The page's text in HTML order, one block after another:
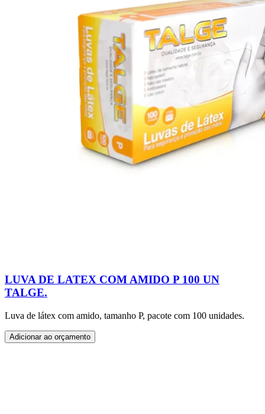
LUVA DE LATEX COM AMIDO P 100 UN
TALGE.
Luva de látex com amido, tamanho P, pacote com 100 unidades.
Adicionar ao orçamento